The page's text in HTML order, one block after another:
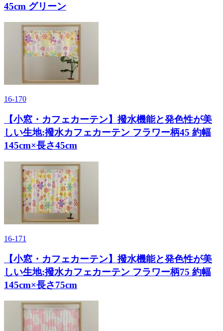
45cm グリーン
16-170
【小窓・カフェカーテン】撥水機能と発色性が美
しい生地:撥水カフェカーテン フラワー柄45 約幅
145cm×長さ45cm
16-171
【小窓・カフェカーテン】撥水機能と発色性が美
しい生地:撥水カフェカーテン フラワー柄75 約幅
145cm×長さ75cm